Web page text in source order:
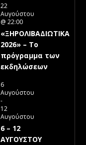
22
Αυγούστου
@ 22:00
«ΞΗΡΟΛΙΒΑΔΙΩΤΙΚΑ
2026» – To
πρόγραμμα των
εκδηλώσεων
6
Αυγούστου
-
12
Αυγούστου
6 – 12
ΑΥΓΟΥΣΤΟΥ